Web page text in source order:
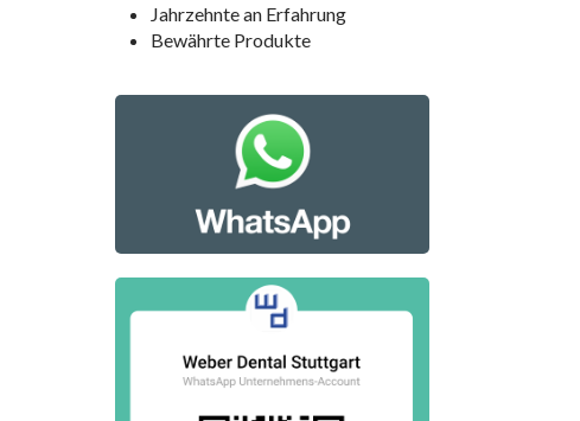
Jahrzehnte an Erfahrung
Bewährte Produkte